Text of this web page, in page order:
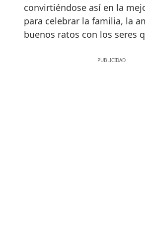
convirtiéndose así en la
para celebrar la familia, la
buenos ratos con los seres